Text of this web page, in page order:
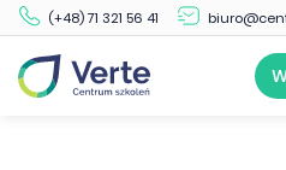
(+48) 71 321 56 41